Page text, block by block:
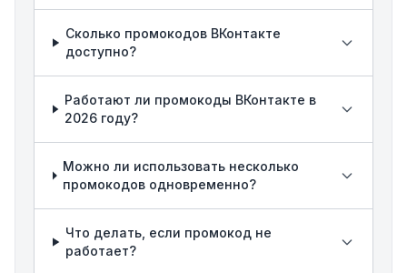
Сколько промокодов ВКонтакте
доступно?
Работают ли промокоды ВКонтакте в
2026 году?
Можно ли использовать несколько
промокодов одновременно?
Что делать, если промокод не
работает?